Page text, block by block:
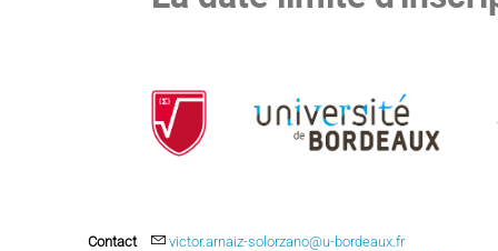
Contact
victor.arnaiz-solorzano@u-bordeaux.fr